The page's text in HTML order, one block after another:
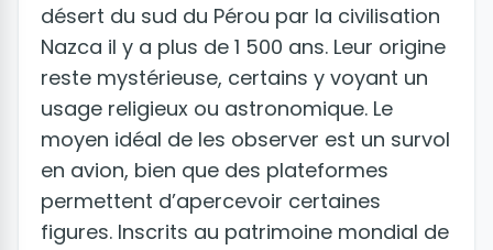
désert du sud du Pérou par la civilisation
Nazca il y a plus de 1 500 ans. Leur origine
reste mystérieuse, certains y voyant un
usage religieux ou astronomique. Le
moyen idéal de les observer est un survol
en avion, bien que des plateformes
permettent d’apercevoir certaines
figures. Inscrits au patrimoine mondial de